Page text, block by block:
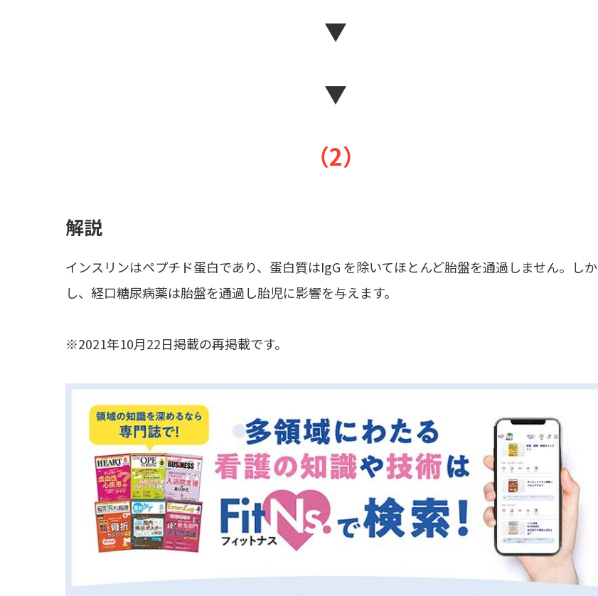
▼
▼
（2）
解説
インスリンはペプチド蛋白であり、蛋白質はIgG を除いてほとんど胎盤を通過しません。しか
し、経口糖尿病薬は胎盤を通過し胎児に影響を与えます。
※2021年10月22日掲載の再掲載です。